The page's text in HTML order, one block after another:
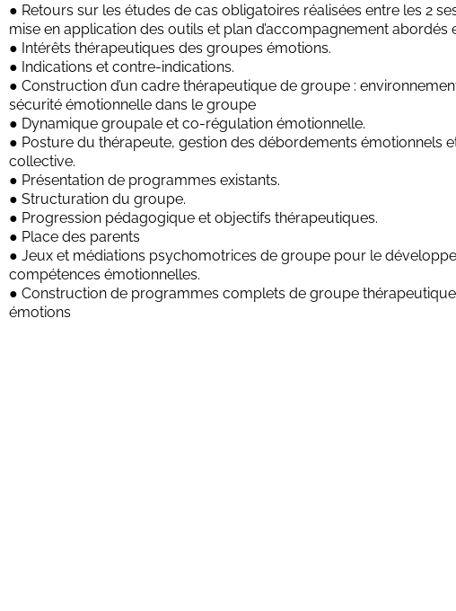
● Retours sur les études de cas obligatoires réalisées entre les 2
mise en application des outils et plan d’accompagnement abordés
● Intérêts thérapeutiques des groupes émotions.
● Indications et contre-indications.
● Construction d’un cadre thérapeutique de groupe :
sécurité émotionnelle dans le groupe
● Dynamique groupale et co-régulation émotionnelle.
● Posture du thérapeute, gestion des débordements émotionnels
collective.
● Présentation de programmes existants.
● Structuration du groupe.
● Progression pédagogique et objectifs thérapeutiques.
● Place des parents
● Jeux et médiations psychomotrices de groupe pour le
compétences émotionnelles.
● Construction de programmes complets de groupe
émotions